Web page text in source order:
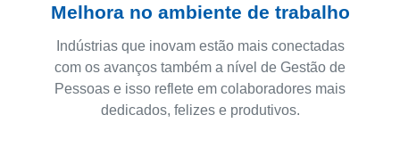
Melhora no ambiente de trabalho
Indústrias que inovam estão mais conectadas
com os avanços também a nível de Gestão de
Pessoas e isso reflete em colaboradores mais
dedicados, felizes e produtivos.